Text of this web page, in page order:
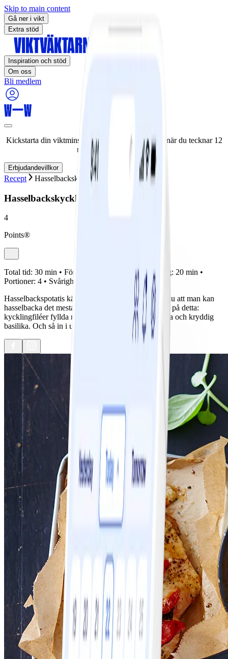
Skip to main content
Gå ner i vikt
Extra stöd
Inspiration och stöd
Om oss
Bli medlem
Kickstarta din viktminskningsresa nu! Spara 50% när du tecknar 12
månaders medlemskap.
Erbjudandevillkor
Recept Hasselbackskyckling med tomat
Hasselbackskyckling med tomat
4
Points®
Total tid: 30 min • Förberedelse: 10 min • Tillagning: 20 min •
Portioner: 4 • Svårighetsgrad:
Hasselbackspotatis känner de flesta till, men visste du att man kan
hasselbacka det mesta – inte minst kyckling. Lyssna på detta:
kycklingfiléer fyllda med tomater, krämig mozzarella och kryddig
basilika. Och så in i ugnen med det!